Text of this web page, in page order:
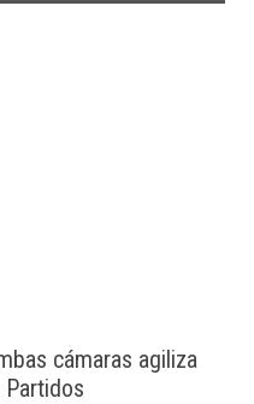
cámaras agiliza